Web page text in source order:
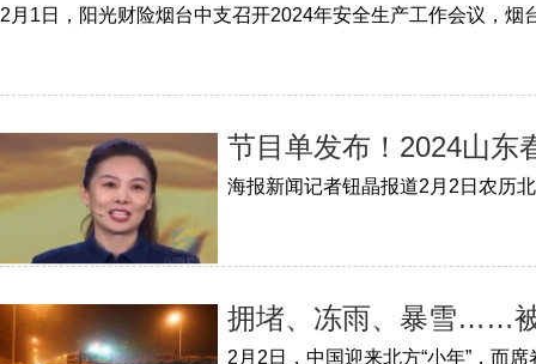
节目单发布！2024山东
拥堵、冻雨、暴雪……